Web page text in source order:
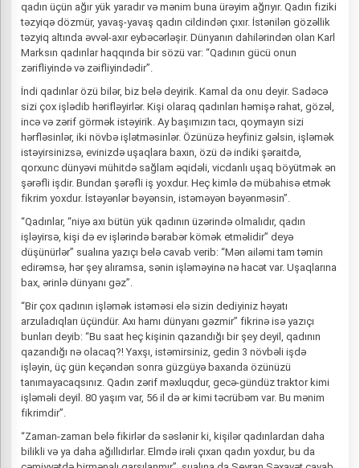
qadın üçün ağır yük yaradır və mənim buna ürəyim ağrıyır. Qadın fiziki
təzyiqə dözmür, yavaş-yavaş qadın cildindən çıxır. İstənilən gözəllik
təzyiq altında əvvəl-axır eybəcərləşir. Dünyanın dahilərindən olan Karl
Marksın qadınlar haqqında bir sözü var: “Qadının gücü onun
zərifliyində və zəifliyindədir”.
İndi qadınlar özü bilər, biz belə deyirik. Kamal da onu deyir. Sadəcə
sizi çox işlədib hərifləyirlər. Kişi olaraq qadınları həmişə rahat, gözəl,
incə və zərif görmək istəyirik. Ay başımızın tacı, qoymayın sizi
hərfləsinlər, iki növbə işlətməsinlər. Özünüzə heyfiniz gəlsin, işləmək
istəyirsinizsə, evinizdə uşaqlara baxın, özü də indiki şəraitdə,
qorxunc dünyəvi mühitdə sağlam əqidəli, vicdanlı uşaq böyütmək ən
şərəfli işdir. Bundan şərəfli iş yoxdur. Heç kimlə də mübahisə etmək
fikrim yoxdur. İstəyənlər bəyənsin, istəməyən bəyənməsin”.
“Qadınlar, “niyə axı bütün yük qadının üzərində olmalıdır, qadın
işləyirsə, kişi də ev işlərində bərabər kömək etməlidir” deyə
düşünürlər” sualına yazıçı belə cavab verib: “Mən ailəmi tam təmin
edirəmsə, hər şey alıramsa, sənin işləməyinə nə hacət var. Uşaqlarına
bax, ərinlə dünyanı gəz”.
“Bir çox qadının işləmək istəməsi elə sizin dediyiniz həyatı
arzuladıqları üçündür. Axı hamı dünyanı gəzmir” fikrinə isə yazıçı
bunları deyib: “Bu saat heç kişinin qazandığı bir şey deyil, qadının
qazandığı nə olacaq?! Yaxşı, istəmirsiniz, gedin 3 növbəli işdə
işləyin, üç gün keçəndən sonra güzgüyə baxanda özünüzü
tanımayacaqsınız. Qadın zərif məxluqdur, gecə-gündüz traktor kimi
işləməli deyil. 80 yaşım var, 56 il də ər kimi təcrübəm var. Bu mənim
fikrimdir”.
“Zaman-zaman belə fikirlər də səslənir ki, kişilər qadınlardan daha
bilikli və ya daha ağıllıdırlar. Elmdə irəli çıxan qadın yoxdur, bu da